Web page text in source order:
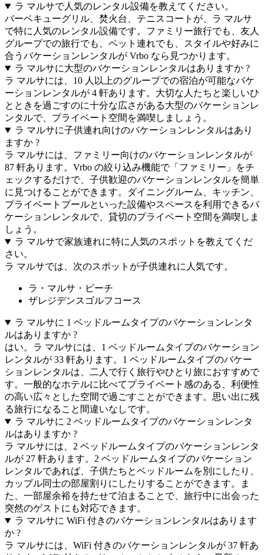
ラ マルサで人気のレンタル設備を教えてください。
バーベキューグリル、焚火台、テニスコートが、ラ マルサ
で特に人気のレンタル設備です。ファミリー旅行でも、友人
グループでの旅行でも、ペット連れでも、スタイルや好みに
合うバケーションレンタルが Vrbo なら見つかります。
ラ マルサに大型のバケーションレンタルはありますか ?
ラ マルサには、10 人以上のグループでの宿泊が可能なバケ
ーションレンタルが 4 軒あります。大切な人たちと楽しいひ
とときを過ごすのに十分な広さがある大型のバケーションレ
ンタルで、プライベート空間を満喫しましょう。
ラ マルサに子供連れ向けのバケーションレンタルはあり
ますか ?
ラ マルサには、ファミリー向けのバケーションレンタルが
87 軒あります。Vrbo の絞り込み機能で「ファミリー」をチ
ェックするだけで、子供歓迎のバケーションレンタルを簡単
に見つけることができます。ダイニングルーム、キッチン、
プライベートプールといった設備やスペースを利用できるバ
ケーションレンタルで、貸切のプライベート空間を満喫しま
しょう。
ラ マルサで家族連れに特に人気のスポットを教えてくだ
さい。
ラ マルサでは、次のスポットが子供連れに人気です。
ラ・マルサ・ビーチ
ザレジデンスゴルフコース
ラ マルサに 1 ベッドルームタイプのバケーションレンタ
ルはありますか ?
はい。ラ マルサには、1 ベッドルームタイプのバケーション
レンタルが 33 軒あります。1 ベッドルームタイプのバケー
ションレンタルは、二人で行く旅行やひとり旅におすすめで
す。一般的なホテルに比べてプライベート感のある、利便性
の高い広々とした空間で過ごすことができます。思い出に残
る旅行になること間違いなしです。
ラ マルサに 2 ベッドルームタイプのバケーションレンタ
ルはありますか ?
ラ マルサには、2 ベッドルームタイプのバケーションレンタ
ルが 27 軒あります。2 ベッドルームタイプのバケーション
レンタルであれば、子供たちとベッドルームを別にしたり、
カップル同士の部屋割りにしたりすることができます。ま
た、一部屋余裕を持たせて泊まることで、旅行中に出会った
突然のゲストにも対応できます。
ラ マルサに WiFi 付きのバケーションレンタルはあります
か ?
ラ マルサには、WiFi 付きのバケーションレンタルが 37 軒あ